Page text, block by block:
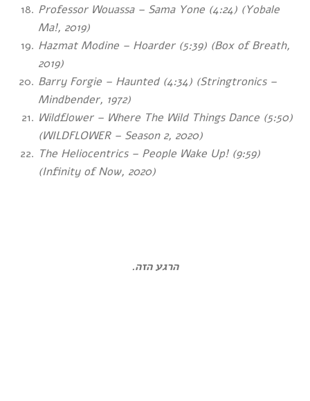
Professor Wouassa – Sama Yone (4:24) (Yobale
Ma!, 2019)
Hazmat Modine – Hoarder (5:39) (Box of Breath,
2019)
Barry Forgie – Haunted (4:34) (Stringtronics –
Mindbender, 1972)
Wildflower – Where The Wild Things Dance (5:50)
(WILDFLOWER – Season 2, 2020)
The Heliocentrics – People Wake Up! (9:59)
(Infinity of Now, 2020)
הרגע הזה.